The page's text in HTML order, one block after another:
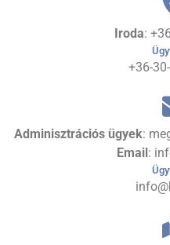
Iroda:
+36-
Adminisztrációs ügyek:
Email :